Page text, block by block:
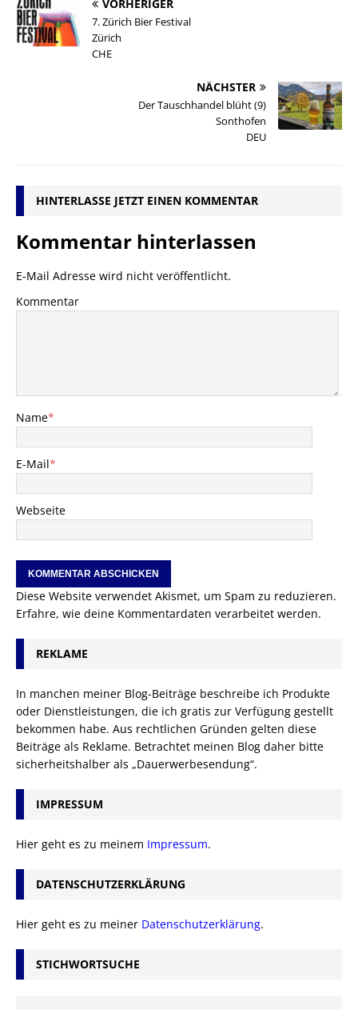
VORHERIGER
7. Zürich Bier Festival
Zürich
CHE
NÄCHSTER
Der Tauschhandel blüht (9)
Sonthofen
DEU
HINTERLASSE JETZT EINEN KOMMENTAR
Kommentar hinterlassen
E-Mail Adresse wird nicht veröffentlicht.
Kommentar
Name*
E-Mail*
Webseite
Diese Website verwendet Akismet, um Spam zu reduzieren.
Erfahre, wie deine Kommentardaten verarbeitet werden.
REKLAME
In manchen meiner Blog-Beiträge beschreibe ich Produkte
oder Dienstleistungen, die ich gratis zur Verfügung gestellt
bekommen habe. Aus rechtlichen Gründen gelten diese
Beiträge als Reklame. Betrachtet meinen Blog daher bitte
sicherheitshalber als „Dauerwerbesendung“.
IMPRESSUM
Hier geht es zu meinem Impressum.
DATENSCHUTZERKLÄRUNG
Hier geht es zu meiner Datenschutzerklärung.
STICHWORTSUCHE